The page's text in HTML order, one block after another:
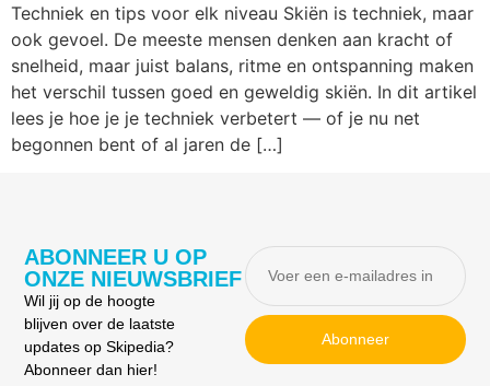
Techniek en tips voor elk niveau Skiën is techniek, maar
ook gevoel. De meeste mensen denken aan kracht of
snelheid, maar juist balans, ritme en ontspanning maken
het verschil tussen goed en geweldig skiën. In dit artikel
lees je hoe je je techniek verbetert — of je nu net
begonnen bent of al jaren de […]
ABONNEER U OP
ONZE NIEUWSBRIEF
Wil jij op de hoogte
blijven over de laatste
updates op Skipedia?
Abonneer dan hier!
Abonneer